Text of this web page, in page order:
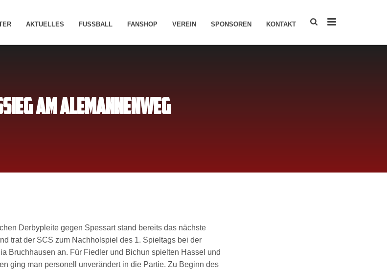
AKTUELLES FUSSBALL FANSHOP VEREIN SPONSOREN KONTAKT
AM ALEMANNENWEG
Derbypleite gegen Spessart stand bereits das nächste
trat der SCS zum Nachholspiel des 1. Spieltags bei der
Bruchhausen an. Für Fiedler und Bichun spielten Hassel und
ging man personell unverändert in die Partie. Zu Beginn des